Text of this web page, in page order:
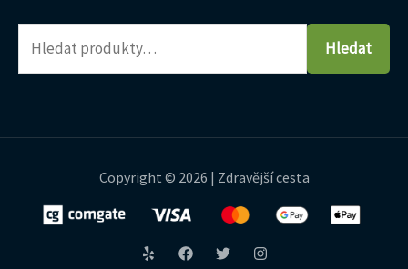
Hledat
Copyright © 2026 | Zdravější cesta